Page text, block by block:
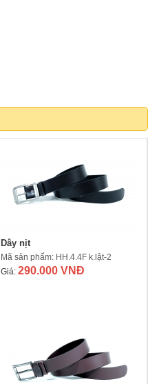
Dây nịt
Mã sản phẩm: HH.4.4F k.lật-2
Giá: 290.000 VNĐ